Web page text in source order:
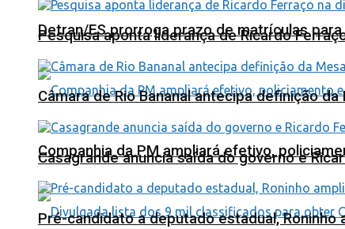
Detran/ES prorroga prazo de matrículas
Companhia da PM ampliará efetivo,
Pesquisa aponta liderança de Ricardo
Câmara de Rio Bananal antecipa definição
Casagrande anuncia saída do governo e
Pré-candidato a deputado estadual,